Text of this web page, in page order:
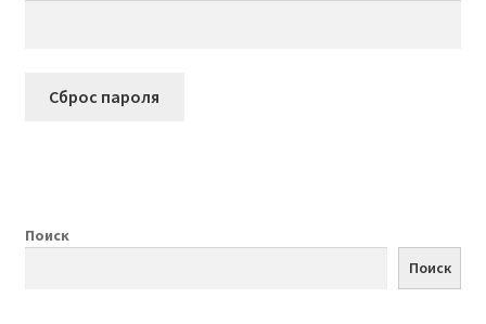
Сброс пароля
Поиск
Поиск